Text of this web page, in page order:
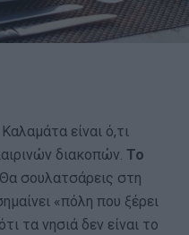
είναι ό,τι
διακοπών. Το
Θα σουλατσάρεις στη
«πόλη που ξέρει
τα νησιά δεν είναι το